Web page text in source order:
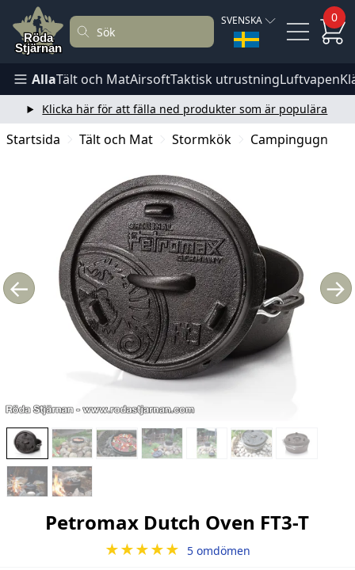
SVENSKA 0
AllaTält och MatAirsoftTaktisk utrustningLuftvapen
Klicka här för att fälla ned produkter som är populära
Startsida Tält och Mat Stormkök Campingugn
← →
Petromax Dutch Oven FT3-T
★★★★★ 5 omdömen